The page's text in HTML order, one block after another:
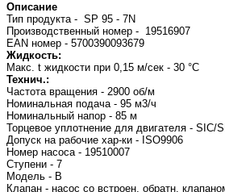
Описание
Тип продукта - SP 95 - 7N
Производственный номер - 19516907
EAN номер - 5700390093679
Жидкость:
Макс. t жидкости при 0,15 м/сек - 30 °C
Технич.:
Частота вращения - 2900 об/м
Номинальная подача - 95 м3/ч
Номинальный напор - 85 м
Торцевое уплотнение для двигателя - SIC/
Допуск на рабочие хар-ки - ISO9906
Номер насоса - 19510007
Ступени - 7
Модель - B
Клапан - насос со встроен. обратн.